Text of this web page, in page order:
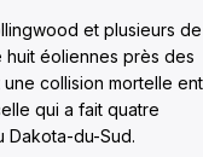
et plusieurs de
huit éoliennes près des
collision mortelle
qui a fait quatre
Dakota-du-Sud.